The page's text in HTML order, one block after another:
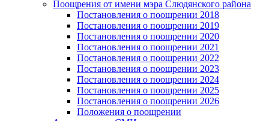
Поощрения от имени мэра Слюдянского района
Постановления о поощрении 2018
Постановления о поощрении 2019
Постановления о поощрении 2020
Постановления о поощрении 2021
Постановления о поощрении 2022
Постановления о поощрении 2023
Постановления о поощрении 2024
Постановления о поощрении 2025
Постановления о поощрении 2026
Положения о поощрении